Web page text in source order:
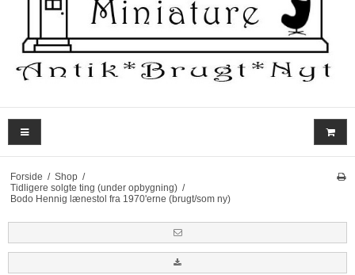
Forside / Shop /
Tidligere solgte ting (under opbygning) /
Bodo Hennig lænestol fra 1970'erne (brugt/som ny)